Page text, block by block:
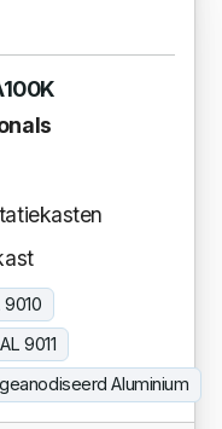
9010
9011
Aluminium